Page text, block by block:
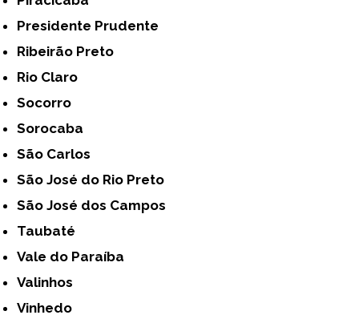
Presidente Prudente
Ribeirão Preto
Rio Claro
Socorro
Sorocaba
São Carlos
São José do Rio Preto
São José dos Campos
Taubaté
Vale do Paraíba
Valinhos
Vinhedo